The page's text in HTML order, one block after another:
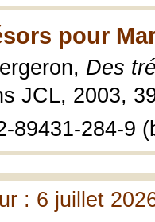
pour
Des
JCL, 2003,
89431-284-9
: 6 juillet